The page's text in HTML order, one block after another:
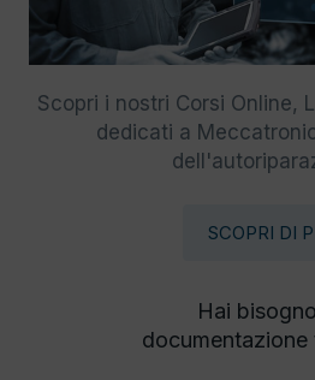
Scopri i nostri Corsi Online,
dedicati a
SCOPRI DI
Hai
documentazione